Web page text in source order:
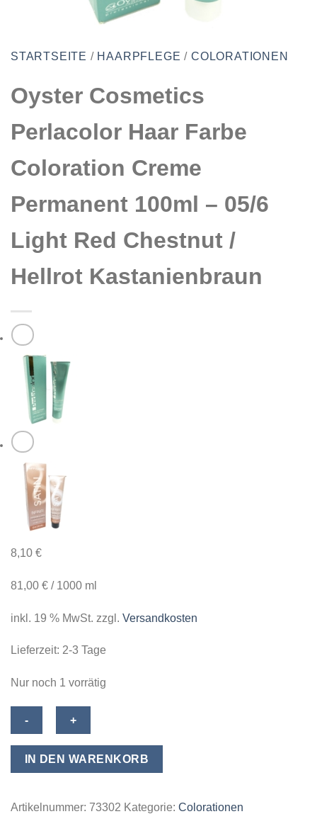
STARTSEITE / HAARPFLEGE / COLORATIONEN
Oyster Cosmetics
Perlacolor Haar Farbe
Coloration Creme
Permanent 100ml – 05/6
Light Red Chestnut /
Hellrot Kastanienbraun
8,10 €
81,00 € / 1000 ml
inkl. 19 % MwSt. zzgl. Versandkosten
Lieferzeit: 2-3 Tage
Nur noch 1 vorrätig
Oyster
Cosmetics
Coloration
IN DEN WARENKORB
Artikelnummer: 73302 Kategorie: Colorationen